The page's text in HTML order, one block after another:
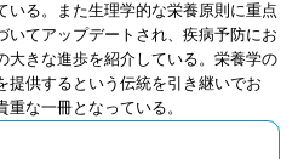
いる。また生理学的な栄養原則に重点
いてアップデートされ、疾病予防にお
大きな進歩を紹介している。栄養学の
提供するという伝統を引き継いでお
な一冊となっている。